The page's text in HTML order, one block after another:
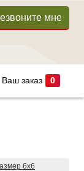
мне
Ваш заказ 0
6х6